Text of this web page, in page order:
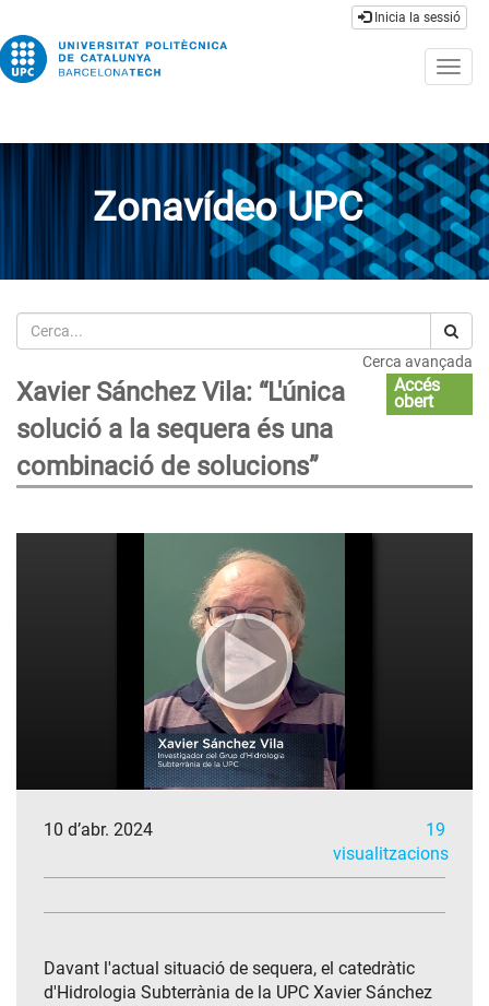
Inicia la sessió
Zonavídeo UPC
Cerca
Cerca avançada
Xavier Sánchez Vila: “L'única
solució a la sequera és una
combinació de solucions”
Accés
obert
10 d’abr. 2024
19
visualitzacions
Davant l'actual situació de sequera, el catedràtic
d'Hidrologia Subterrània de la UPC Xavier Sánchez